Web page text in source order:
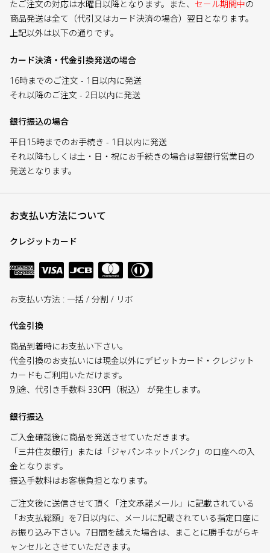
たご注文の対応は水曜日以降となります。また、 セール期間中の
商品発送は全て（代引又はカード決済の場合）翌日となります。
上記以外は以下の通りです。
カード決済・代金引換発送の場合
16時までのご注文 - 1日以内に発送
それ以降のご注文 - 2日以内に発送
銀行振込の場合
平日15時までのお手続き - 1日以内に発送
それ以降もしくは土・日・祝にお手続きの場合は翌銀行営業日の
発送となります。
お支払い方法について
クレジットカード
お支払い方法 : 一括 / 分割 / リボ
代金引換
商品到着時にお支払い下さい。
代金引換のお支払いには現金以外にデビットカード・クレジット
カードもご利用いただけます。
別途、代引き手数料 330円（税込） が発生します。
銀行振込
ご入金確認後に商品を発送させていただきます。
「三井住友銀行」または「ジャパンネットバンク」の口座への入
金となります。
振込手数料はお客様負担となります。
ご注文後に送信させて頂く「注文承諾メール」に記載されている
「お支払総額」を7日以内に、メールに記載されている指定口座に
お振り込み下さい。7日間を越えた場合は、まことに勝手ながらキ
ャンセルとさせていただきます。